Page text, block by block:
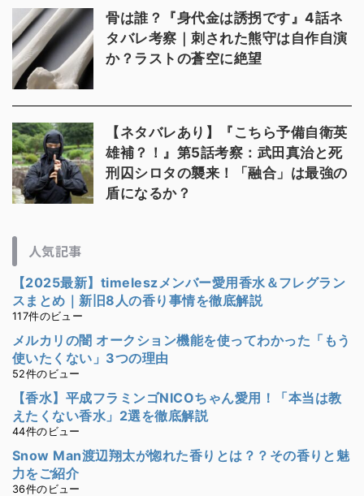
骨は誰？『身代金は誘拐です』4話ネ
タバレ考察｜刺された熊守は自作自演
か？ラストの蒼空に絶望
【ネタバレあり】『こちら予備自衛英
雄補？！』第5話考察：武田真治と死
刑囚シロタの襲来！「融合」は最強の
盾になるか？
人気記事
【2025最新】timeleszメンバー愛用香水＆フレグラン
スまとめ｜新旧8人の香り事情を徹底解説
117件のビュー
メルカリの闇 オークション機能を使ってわかった「もう
使いたくない」3つの理由
52件のビュー
【香水】平成フラミンゴNICOちゃん愛用！「本当は教
えたくない香水」2選を徹底解説
44件のビュー
Snow Man渡辺翔太が惚れた香りとは？？その香りと魅
力をご紹介
36件のビュー